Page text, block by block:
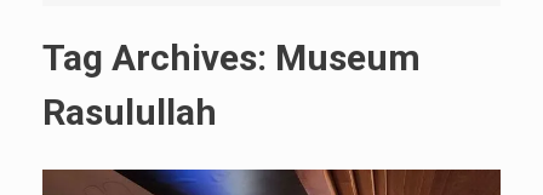
Tag Archives: Museum
Rasulullah